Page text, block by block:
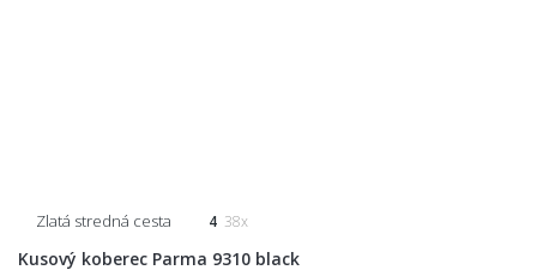
Zlatá stredná cesta 4 38x
Kusový koberec Parma 9310 black